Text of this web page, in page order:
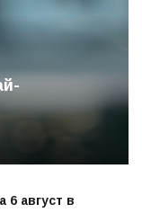
6 август в